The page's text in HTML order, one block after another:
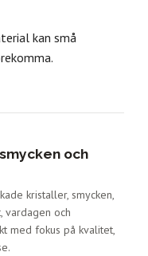
kan små
och
kristaller, smycken,
och
med fokus på kvalitet,